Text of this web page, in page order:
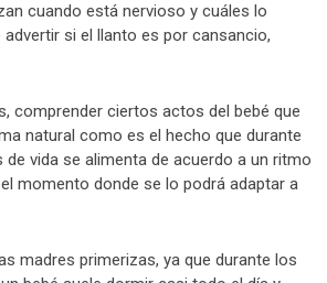
cuando está nervioso y cuáles lo
si el llanto es por cansancio,
comprender ciertos actos del bebé que
natural como es el hecho que durante
de vida se alimenta de acuerdo a un ritmo
momento donde se lo podrá adaptar a
madres primerizas, ya que durante los